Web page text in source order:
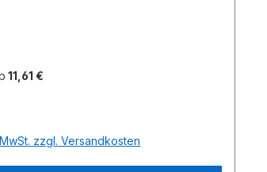
11,61 €
zzgl. Versandkosten